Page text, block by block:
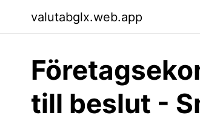
valutabglx.web.app
till beslut -